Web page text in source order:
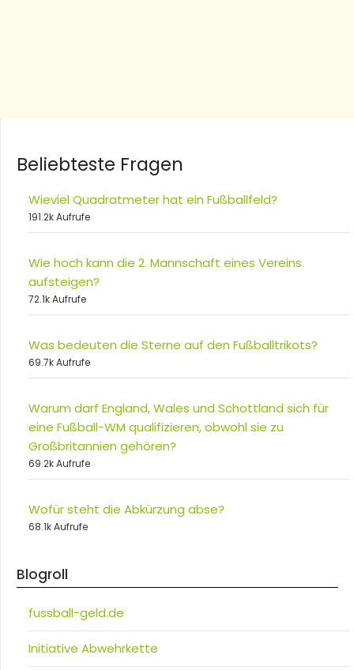
Beliebteste Fragen
Wieviel Quadratmeter hat ein Fußballfeld?
191.2k Aufrufe
Wie hoch kann die 2. Mannschaft eines Vereins
aufsteigen?
72.1k Aufrufe
Was bedeuten die Sterne auf den Fußballtrikots?
69.7k Aufrufe
Warum darf England, Wales und Schottland sich für
eine Fußball-WM qualifizieren, obwohl sie zu
Großbritannien gehören?
69.2k Aufrufe
Wofür steht die Abkürzung abse?
68.1k Aufrufe
Blogroll
fussball-geld.de
Initiative Abwehrkette